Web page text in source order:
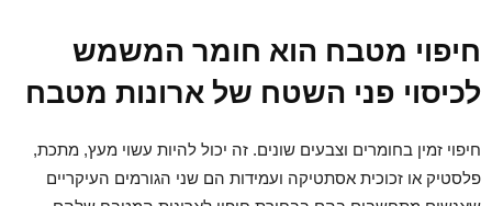
חיפוי מטבח הוא חומר המשמש
לכיסוי פני השטח של ארונות מטבח
חיפוי זמין בחומרים וצבעים שונים. זה יכול להיות עשוי מעץ, מתכת,
פלסטיק או זכוכית אסתטיקה ועמידות הם שני הגורמים העיקריים